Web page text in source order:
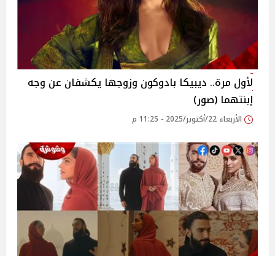
لأول مرة.. ديبيكا بادوكون وزوجها يكشفان عن وجه
إبنتهما (صور)
الأربعاء 22/أكتوبر/2025 - 11:25 م